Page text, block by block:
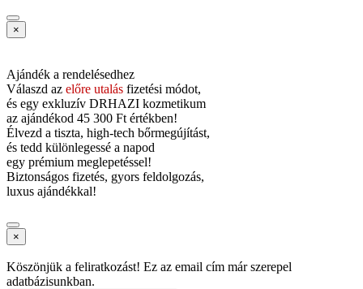
×
Ajándék a rendelésedhez
Válaszd az előre utalás fizetési módot,
és egy exkluzív DRHAZI kozmetikum
az ajándékod 45 300 Ft értékben!
Élvezd a tiszta, high-tech bőrmegújítást,
és tedd különlegessé a napod
egy prémium meglepetéssel!
Biztonságos fizetés, gyors feldolgozás,
luxus ajándékkal!
×
Köszönjük a feliratkozást! Ez az email cím már szerepel
adatbázisunkban.